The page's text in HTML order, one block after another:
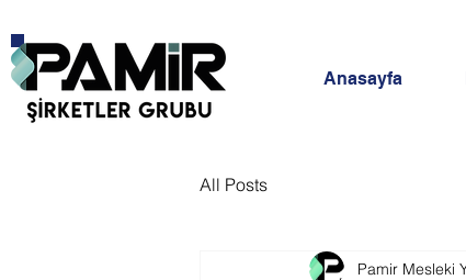
Anasayfa
All Posts
Pamir Mesleki